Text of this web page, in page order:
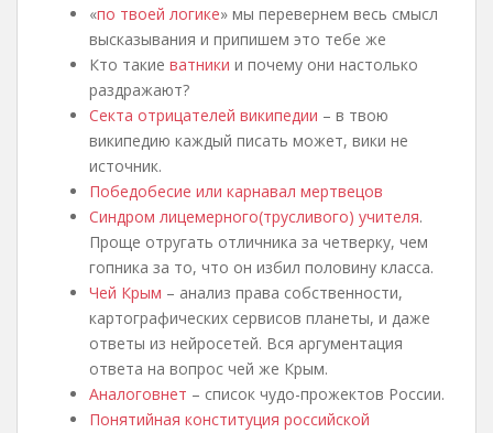
«по твоей логике» мы перевернем весь смысл
высказывания и припишем это тебе же
Кто такие ватники и почему они настолько
раздражают?
Секта отрицателей википедии – в твою
википедию каждый писать может, вики не
источник.
Победобесие или карнавал мертвецов
Синдром лицемерного(трусливого) учителя.
Проще отругать отличника за четверку, чем
гопника за то, что он избил половину класса.
Чей Крым – анализ права собственности,
картографических сервисов планеты, и даже
ответы из нейросетей. Вся аргументация
ответа на вопрос чей же Крым.
Аналоговнет – список чудо-прожектов России.
Понятийная конституция российской